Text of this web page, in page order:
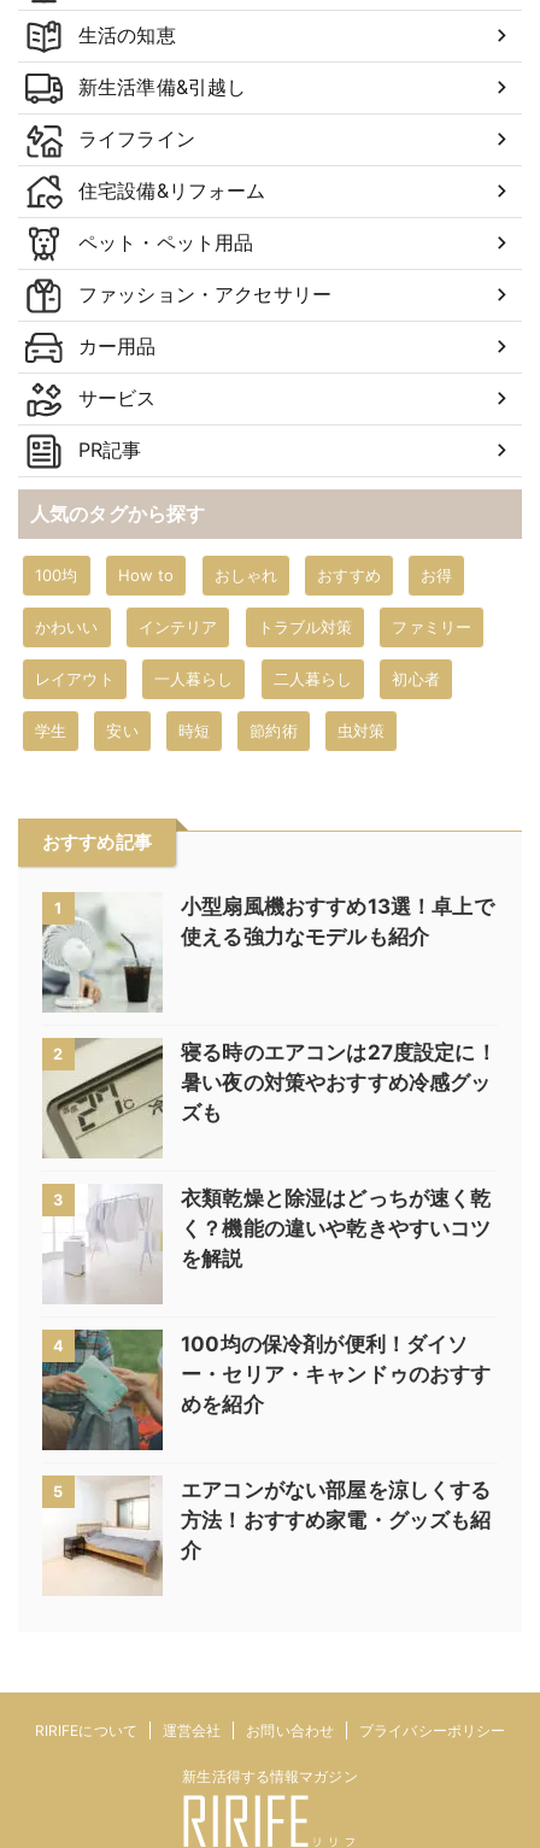
生活の知恵
新生活準備&引越し
ライフライン
住宅設備&リフォーム
ペット・ペット用品
ファッション・アクセサリー
カー用品
サービス
PR記事
人気のタグから探す
100均 How to おしゃれ おすすめ お得
かわいい インテリア トラブル対策 ファミリー
レイアウト 一人暮らし 二人暮らし 初心者
学生 安い 時短 節約術 虫対策
おすすめ記事
1
小型扇風機おすすめ13選！卓上で
使える強力なモデルも紹介
2
寝る時のエアコンは27度設定に！
暑い夜の対策やおすすめ冷感グッ
ズも
3
衣類乾燥と除湿はどっちが速く乾
く？機能の違いや乾きやすいコツ
を解説
4
100均の保冷剤が便利！ダイソ
ー・セリア・キャンドゥのおすす
めを紹介
5
エアコンがない部屋を涼しくする
方法！おすすめ家電・グッズも紹
介
RIRIFEについて 運営会社 お問い合わせ プライバシーポリシー
新生活得する情報マガジン